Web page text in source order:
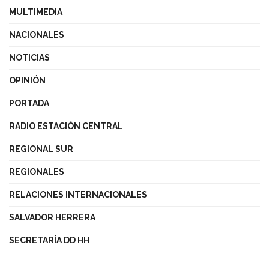
MULTIMEDIA
NACIONALES
NOTICIAS
OPINIÓN
PORTADA
RADIO ESTACIÓN CENTRAL
REGIONAL SUR
REGIONALES
RELACIONES INTERNACIONALES
SALVADOR HERRERA
SECRETARÍA DD HH